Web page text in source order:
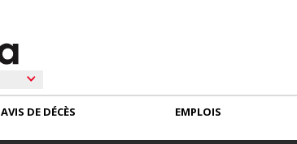
AVIS DE DÉCÈS EMPLOIS